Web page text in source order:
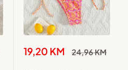
Snižena
cijena
19,20 KM Redovna
cijena
24,96 KM